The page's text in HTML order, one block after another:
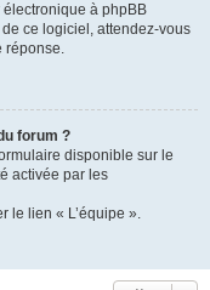
à phpBB
ce logiciel, attendez-vous
réponse.
forum ?
disponible sur le
activée par les
le lien « L’équipe ».